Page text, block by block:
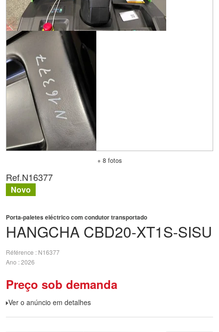
+ 8 fotos
HANGCHA CBD20-XT1S-SISU
Porta-paletes eléctrico com condutor transportado
Référence
N16377
Ano 2026
Preço sob demanda
Ver o anúncio em detalhes
Ref.N16377
Novo